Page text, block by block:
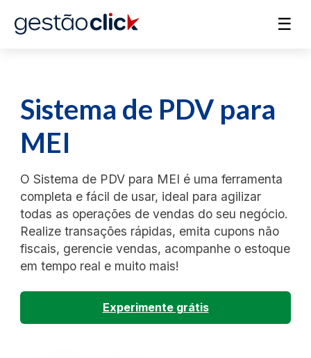
☰
Sistema de PDV para
MEI
O Sistema de PDV para MEI é uma ferramenta
completa e fácil de usar, ideal para agilizar
todas as operações de vendas do seu negócio.
Realize transações rápidas, emita cupons não
fiscais, gerencie vendas, acompanhe o estoque
em tempo real e muito mais!
Experimente grátis